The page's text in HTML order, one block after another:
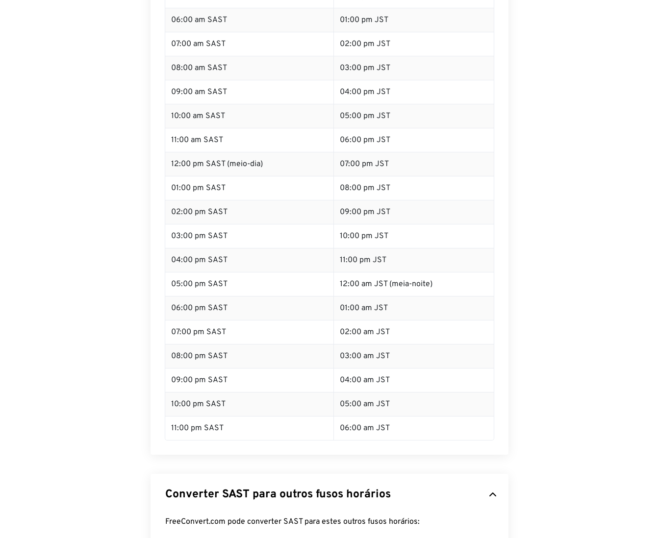
06:00 am SAST 01:00 pm JST
07:00 am SAST 02:00 pm JST
08:00 am SAST 03:00 pm JST
09:00 am SAST 04:00 pm JST
10:00 am SAST 05:00 pm JST
11:00 am SAST 06:00 pm JST
12:00 pm SAST (meio-dia) 07:00 pm JST
01:00 pm SAST 08:00 pm JST
02:00 pm SAST 09:00 pm JST
03:00 pm SAST 10:00 pm JST
04:00 pm SAST 11:00 pm JST
05:00 pm SAST 12:00 am JST (meia-noite)
06:00 pm SAST 01:00 am JST
07:00 pm SAST 02:00 am JST
08:00 pm SAST 03:00 am JST
09:00 pm SAST 04:00 am JST
10:00 pm SAST 05:00 am JST
11:00 pm SAST 06:00 am JST
Converter SAST para outros fusos horários
FreeConvert.com pode converter SAST para estes outros fusos horários: